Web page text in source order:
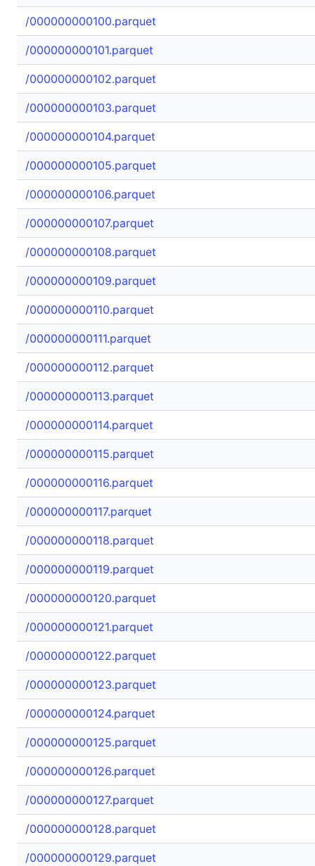
/000000000100.parquet
/000000000101.parquet
/000000000102.parquet
/000000000103.parquet
/000000000104.parquet
/000000000105.parquet
/000000000106.parquet
/000000000107.parquet
/000000000108.parquet
/000000000109.parquet
/000000000110.parquet
/000000000111.parquet
/000000000112.parquet
/000000000113.parquet
/000000000114.parquet
/000000000115.parquet
/000000000116.parquet
/000000000117.parquet
/000000000118.parquet
/000000000119.parquet
/000000000120.parquet
/000000000121.parquet
/000000000122.parquet
/000000000123.parquet
/000000000124.parquet
/000000000125.parquet
/000000000126.parquet
/000000000127.parquet
/000000000128.parquet
/000000000129.parquet